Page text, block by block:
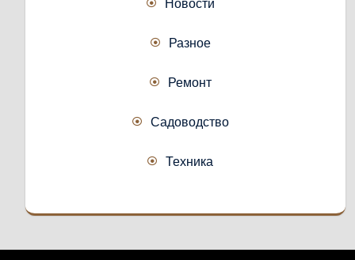
Новости
Разное
Ремонт
Садоводство
Техника